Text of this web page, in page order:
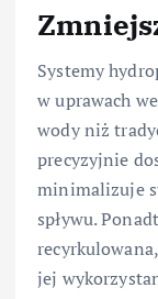
Systemy
w uprawach
wody niż
precyzyjnie
minimalizuje
spływu.
jej